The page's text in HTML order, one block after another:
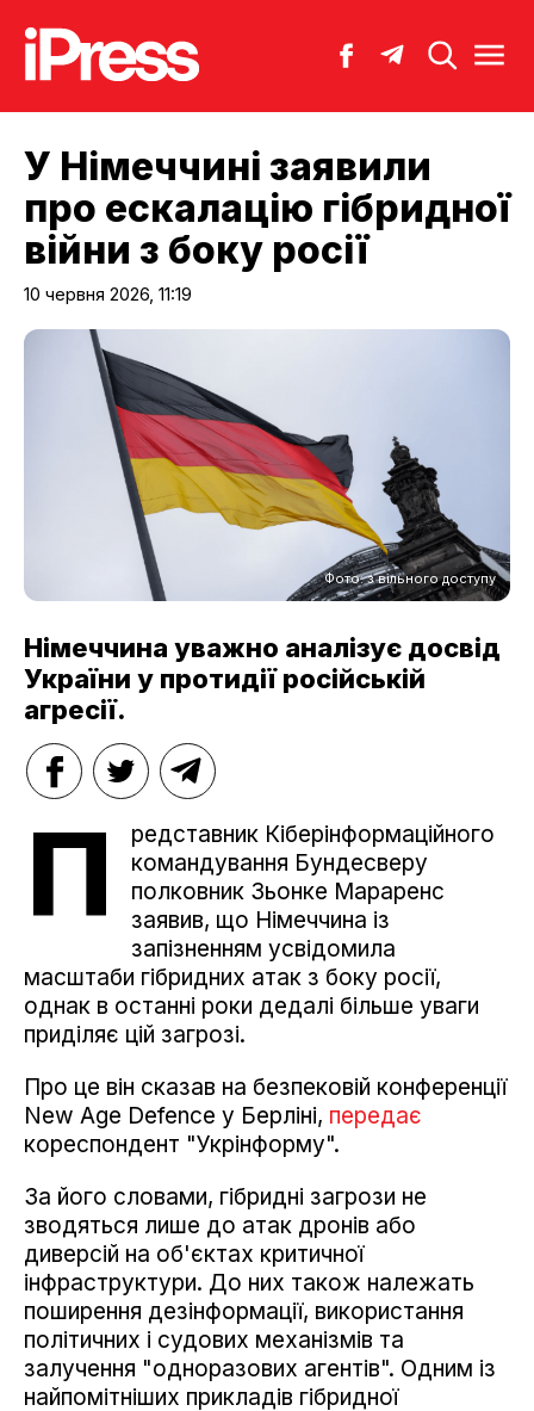
У Німеччині заявили
про ескалацію гібридної
війни з боку росії
10 червня 2026, 11:19
Фото: з вільного доступу
Німеччина уважно аналізує досвід
України у протидії російській
агресії.
П
редставник Кіберінформаційного
командування Бундесверу
полковник Зьонке Мараренс
заявив, що Німеччина із
запізненням усвідомила
масштаби гібридних атак з боку росії,
однак в останні роки дедалі більше уваги
приділяє цій загрозі.
Про це він сказав на безпековій конференції
New Age Defence у Берліні, передає
кореспондент "Укрінформу".
За його словами, гібридні загрози не
зводяться лише до атак дронів або
диверсій на об'єктах критичної
інфраструктури. До них також належать
поширення дезінформації, використання
політичних і судових механізмів та
залучення "одноразових агентів". Одним із
найпомітніших прикладів гібридної